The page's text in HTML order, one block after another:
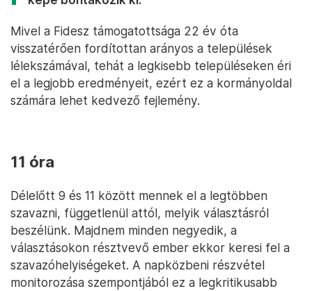
Mivel a Fidesz támogatottsága 22 év óta
visszatérően fordítottan arányos a települések
lélekszámával, tehát a legkisebb településeken éri
el a legjobb eredményeit, ezért ez a kormányoldal
számára lehet kedvező fejlemény.
11 óra
Délelőtt 9 és 11 között mennek el a legtöbben
szavazni, függetlenül attól, melyik választásról
beszélünk. Majdnem minden negyedik, a
választásokon résztvevő ember ekkor keresi fel a
szavazóhelyiségeket. A napközbeni részvétel
monitorozása szempontjából ez a legkritikusabb